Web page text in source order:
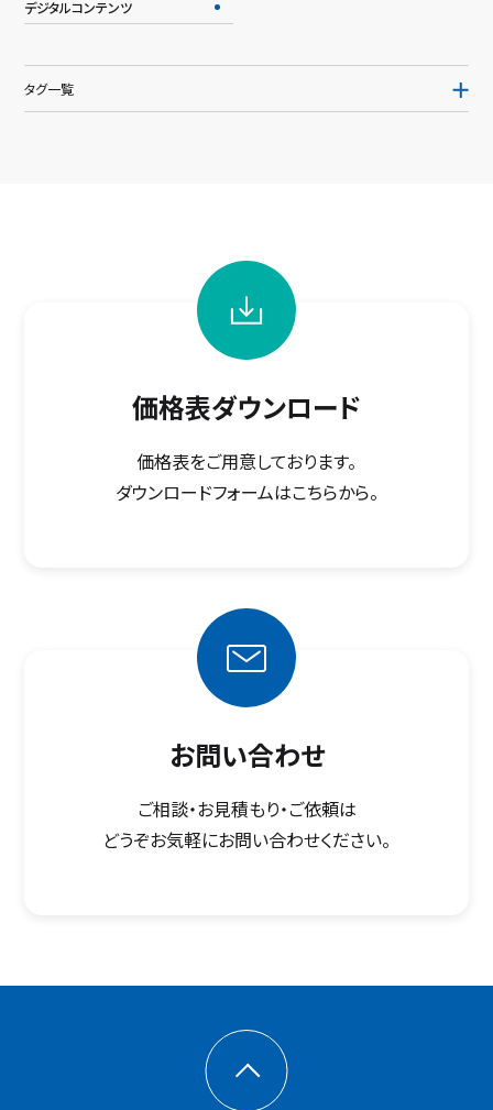
デジタルコンテンツ
タグ一覧
価格表ダウンロード
価格表をご用意しております。
ダウンロードフォームはこちらから。
お問い合わせ
ご相談・お見積もり・ご依頼は
どうぞお気軽にお問い合わせください。